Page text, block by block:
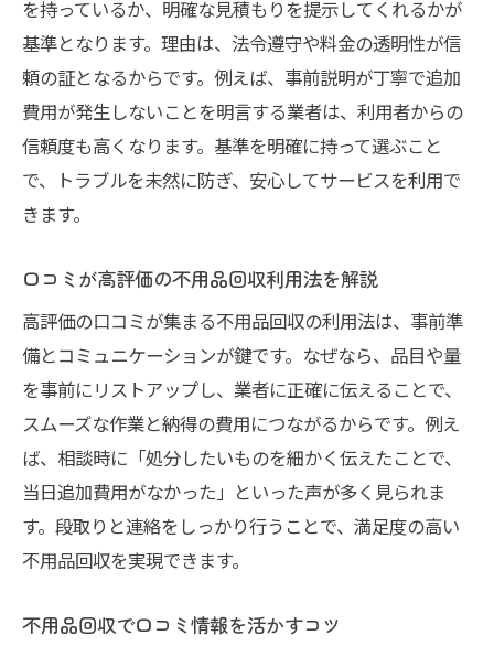
を持っているか、明確な見積もりを提示してくれるかが
基準となります。理由は、法令遵守や料金の透明性が信
頼の証となるからです。例えば、事前説明が丁寧で追加
費用が発生しないことを明言する業者は、利用者からの
信頼度も高くなります。基準を明確に持って選ぶこと
で、トラブルを未然に防ぎ、安心してサービスを利用で
きます。
口コミが高評価の不用品回収利用法を解説
高評価の口コミが集まる不用品回収の利用法は、事前準
備とコミュニケーションが鍵です。なぜなら、品目や量
を事前にリストアップし、業者に正確に伝えることで、
スムーズな作業と納得の費用につながるからです。例え
ば、相談時に「処分したいものを細かく伝えたことで、
当日追加費用がなかった」といった声が多く見られま
す。段取りと連絡をしっかり行うことで、満足度の高い
不用品回収を実現できます。
不用品回収で口コミ情報を活かすコツ